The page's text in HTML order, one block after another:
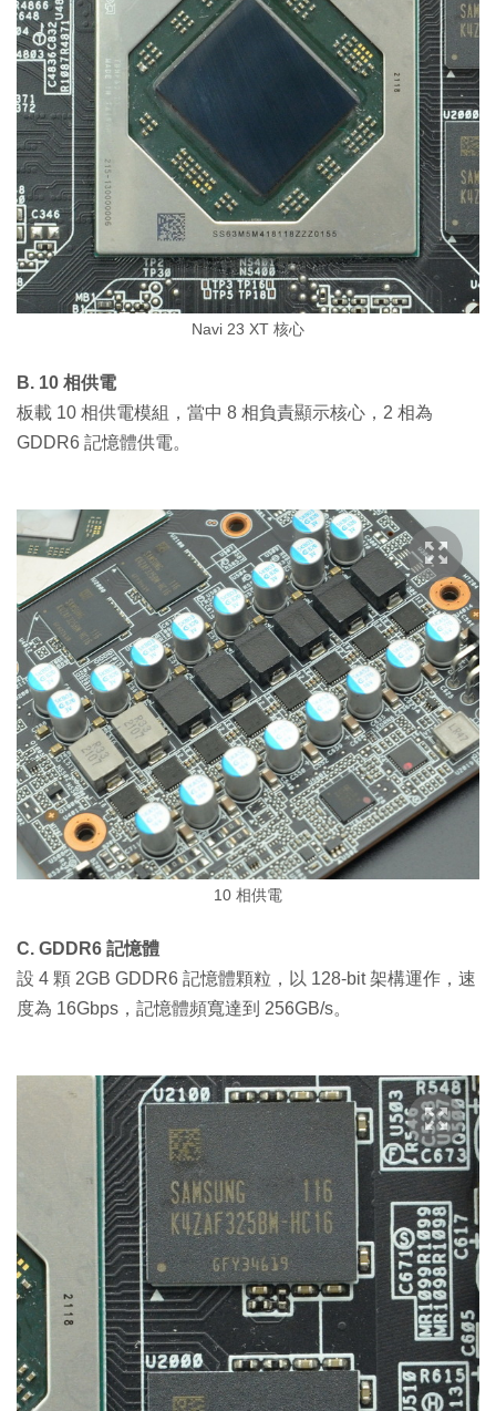
Navi 23 XT 核心
B. 10 相供電
板載 10 相供電模組，當中 8 相負責顯示核心，2 相為
GDDR6 記憶體供電。
10 相供電
C. GDDR6 記憶體
設 4 顆 2GB GDDR6 記憶體顆粒，以 128-bit 架構運作，速
度為 16Gbps，記憶體頻寬達到 256GB/s。